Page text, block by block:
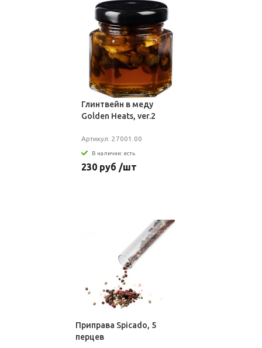
Глинтвейн в меду
Golden Heats, ver.2
Артикул: 27001.00
В наличии: есть
230 руб /шт
Приправа Spicado, 5
перцев